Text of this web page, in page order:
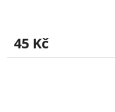
45 Kč